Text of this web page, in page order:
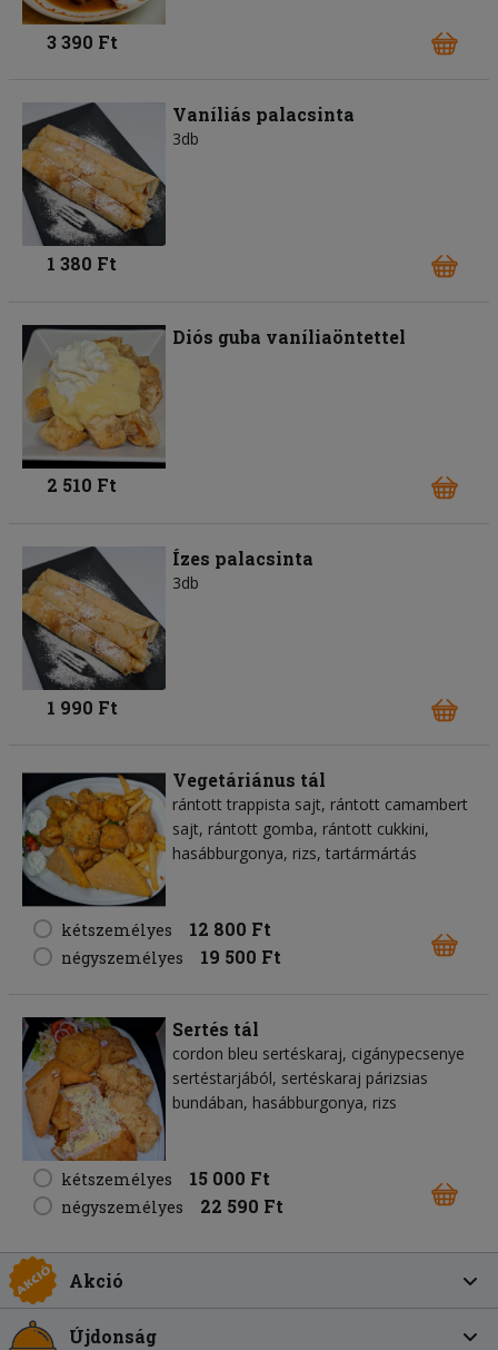
3 390 Ft
Vaníliás palacsinta
3db
1 380 Ft
Diós guba vaníliaöntettel
2 510 Ft
Ízes palacsinta
3db
1 990 Ft
Vegetáriánus tál
rántott trappista sajt, rántott camambert
sajt, rántott gomba, rántott cukkini,
hasábburgonya, rizs, tartármártás
kétszemélyes 12 800 Ft
négyszemélyes 19 500 Ft
Sertés tál
cordon bleu sertéskaraj, cigánypecsenye
sertéstarjából, sertéskaraj párizsias
bundában, hasábburgonya, rizs
kétszemélyes 15 000 Ft
négyszemélyes 22 590 Ft
Akció
Újdonság